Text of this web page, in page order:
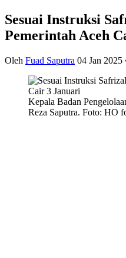
Sesuai Instruksi
Pemerintah Aceh
Oleh Fuad Saputra 04 Jan 2025
Kepala Badan
Reza Saputra. Foto: HO